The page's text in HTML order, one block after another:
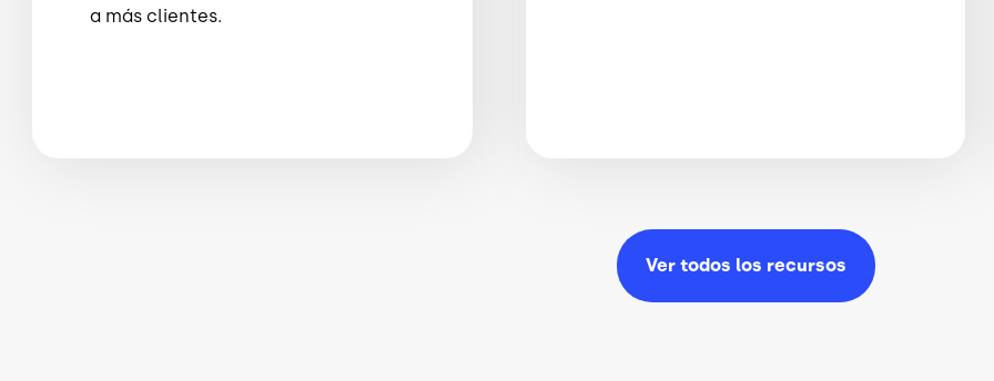
a más clientes.
Ver todos los recursos